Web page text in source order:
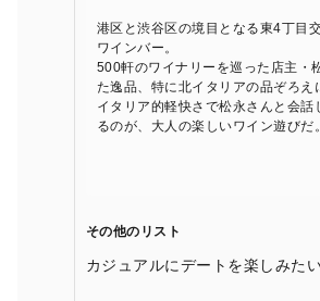
港区と渋谷区の境目となる東4丁目
ワインバー。
500軒のワイナリーを巡った店主・
た逸品、特に北イタリアの品ぞろえ
イタリア的軽快さで松永さんと会話
るのが、大人の楽しいワイン遊びだ。
その他のリスト
カジュアルにデートを楽しみた